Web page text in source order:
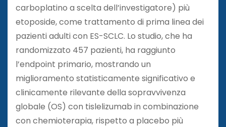
carboplatino a scelta dell’investigatore) più
etoposide, come trattamento di prima linea dei
pazienti adulti con ES-SCLC. Lo studio, che ha
randomizzato 457 pazienti, ha raggiunto
l’endpoint primario, mostrando un
miglioramento statisticamente significativo e
clinicamente rilevante della sopravvivenza
globale (OS) con tislelizumab in combinazione
con chemioterapia, rispetto a placebo più